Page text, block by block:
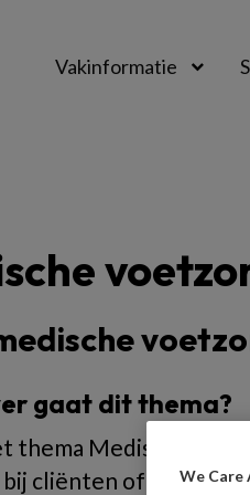
Vakinformatie
gaat dit thema?
thema Medische
cliënten of patiënten
We Care